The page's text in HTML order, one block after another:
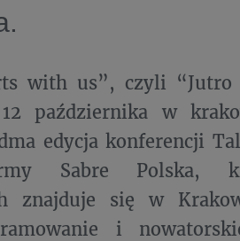
with us”, czyli
października w
edycja konferencji
Sabre Polska,
znajduje się w
i